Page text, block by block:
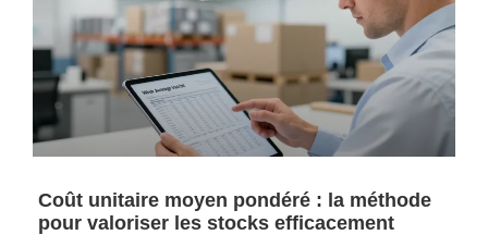
Coût unitaire moyen pondéré : la méthode
pour valoriser les stocks efficacement